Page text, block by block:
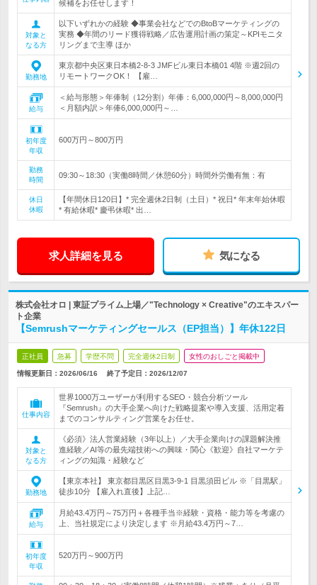
候補をお任せします！
対象と
なる方
以下いずれかの経験 ◆事業会社などでのBtoBマーケティングの
実務 ◆年間のリード獲得戦略／広告運用計画の策定～KPIモニタ
リングまで主導 ほか
勤務地
東京都中央区東日本橋2-8-3 JMFビル東日本橋01 4階 ※週2回の
リモートワークOK！ 【雇…
給与
＜給与形態＞年俸制（12分割）年俸：6,000,000円～8,000,000円
＜月額内訳＞年俸6,000,000円～…
初年度
年収
600万円～800万円
勤務
時間
09:30～18:30（実働8時間／休憩60分）時間外労働有無：有
休日
休暇
【年間休日120日】* 完全週休2日制（土日）* 祝日* 年末年始休暇
* 有給休暇* 慶弔休暇* 出…
求人詳細を見る 気になる
株式会社オロ | 東証プライム上場／"Technology × Creative"のエキスパー
ト企業
【Semrushマーケティングセールス（EP担当）】年休122日
正社員 急募 学歴不問 完全週休2日制 女性のおしごと掲載中
情報更新日：2026/06/16 終了予定日： 2026/12/07
仕事内容
世界1000万ユーザーが利用するSEO・競合分析ツール
『Semrush』の大手企業へ向けた戦略提案や導入支援、活用定着
までのコンサルティング営業をお任せ。
対象と
なる方
《必須》法人営業経験（3年以上）／大手企業向けの課題解決推
進経験／AI等の最先端技術への興味・関心《歓迎》自社マーケテ
ィングの知識・経験など
勤務地
【東京本社】 東京都目黒区目黒3-9-1 目黒須田ビル ※「目黒駅」
徒歩10分 【雇入れ直後】上記…
給与
月給43.4万円～75万円＋各種手当※経験・資格・能力等を考慮の
上、当社規定により決定します ※月給43.4万円～7…
初年度
年収
520万円～900万円